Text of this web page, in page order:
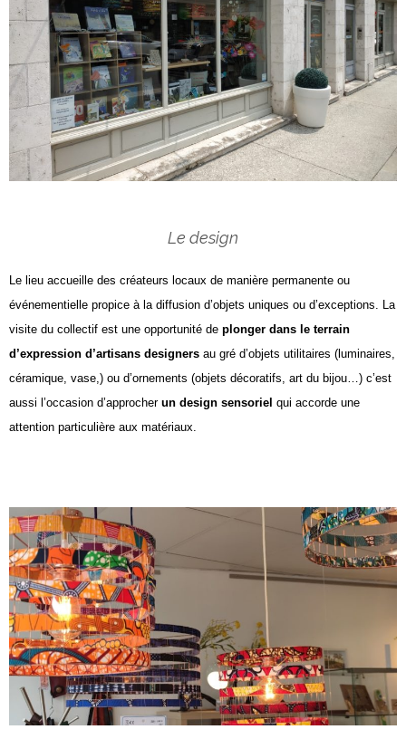
Le design
Le lieu accueille des créateurs locaux de manière permanente ou
événementielle propice à la diffusion d’objets uniques ou d’exceptions. La
visite du collectif est une opportunité de plonger dans le terrain
d’expression d’artisans designers au gré d’objets utilitaires (luminaires,
céramique, vase,) ou d’ornements (objets décoratifs, art du bijou…) c’est
aussi l’occasion d’approcher un design sensoriel qui accorde une
attention particulière aux matériaux.